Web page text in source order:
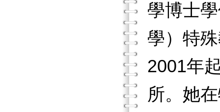
學博士
學）特
2001年
所。她